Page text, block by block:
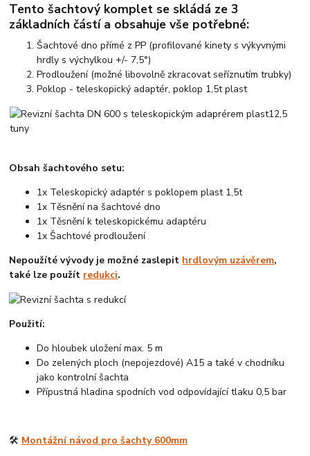
Tento šachtový komplet se skládá ze 3
základních částí a obsahuje vše potřebné:
Šachtové dno přímé z PP (profilované kinety s výkyvnými
hrdly s výchylkou +/- 7,5°)
Prodloužení(možné libovolně zkracovat seříznutím trubky)
Poklop - teleskopický adaptér, poklop 1,5t plast
Obsah šachtového setu:
1x Teleskopický adaptér s poklopem plast 1,5t
1x Těsnění na šachtové dno
1x Těsnění k teleskopickému adaptéru
1x Šachtové prodloužení
Nepoužíté vývody je možné zaslepit hrdlovým uzávěrem,
také lze použít redukci.
Použití:
Do hloubek uložení max. 5 m
Do zelených ploch (nepojezdové) A15 a také v chodníku
jako kontrolní šachta
Přípustná hladina spodních vod odpovídající tlaku 0,5 bar
🛠️ Montážní návod pro šachty 600mm